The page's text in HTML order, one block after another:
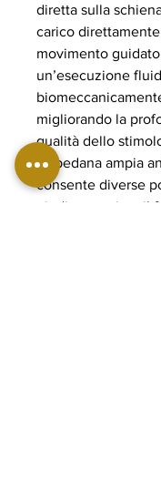
diretta sulla
carico
movimento
un’esecuzione
migliorando la
qualità dello
La pedana ampia
consente diverse
piedi per variare il